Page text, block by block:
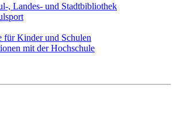
, Landes- und Stadtbibliothek
für Kinder und Schulen
mit der Hochschule